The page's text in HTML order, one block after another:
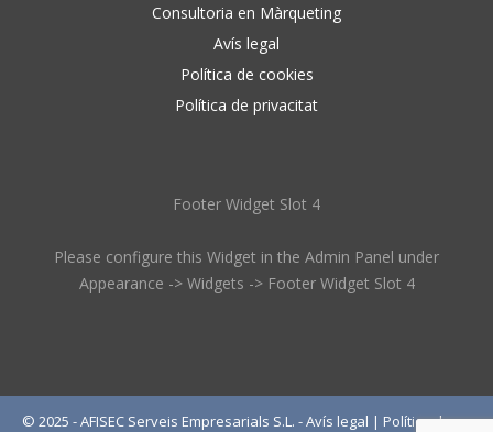
Consultoria en Màrqueting
Avís legal
Política de cookies
Política de privacitat
Footer Widget Slot 4
Please configure this Widget in the Admin Panel under
Appearance -> Widgets -> Footer Widget Slot 4
© 2025 - AFISEC Serveis Empresarials S.L. -Avís legal | Política de